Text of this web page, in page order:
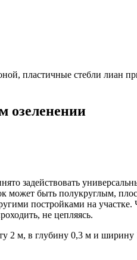
пластичные стебли лиан
озеленении
задействовать
может быть полукруглым,
постройками на
не цепляясь.
2 м, в глубину 0,3 м и ширину